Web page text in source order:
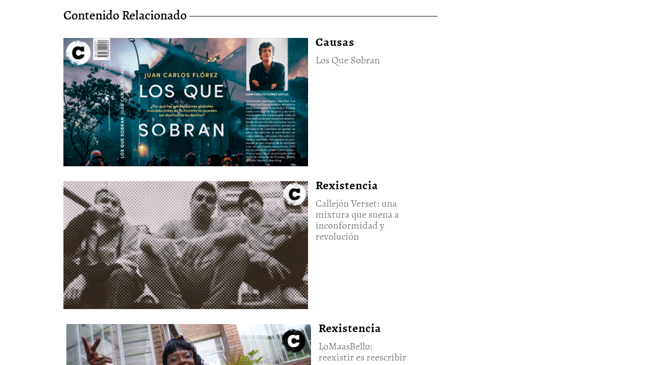
Contenido Relacionado
Los Que Sobran
20/Dic/2021
Causas
Los Que Sobran
Callejón Verset: una mixtura que suena a
inconformidad y revolución
2/Dic/2021
Rexistencia
Callejón Verset: una
mixtura que suena a
inconformidad y
revolución
Rexistencia
LoMaasBello:
reexistir es reescribir